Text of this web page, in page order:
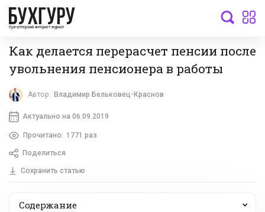
бухгалтерский интернет-журнал
Как делается перерасчет пенсии после
увольнения пенсионера в работы
Автор: Владимир Бельковец-Краснов
Актуально на 06.09.2019
Прочитано: 1771 раз
Поделиться
Сохранить статью
Содержание